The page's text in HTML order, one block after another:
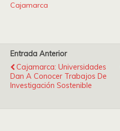
Cajamarca
Entrada Anterior
Cajamarca: Universidades
Dan A Conocer Trabajos De
Investigación Sostenible